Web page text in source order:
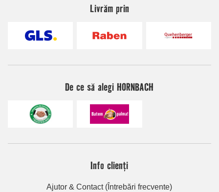
Livrăm prin
De ce să alegi HORNBACH
Info clienți
Ajutor & Contact (Întrebări frecvente)